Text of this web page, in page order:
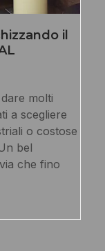
il
molti
a scegliere
o costose
bel
che fino